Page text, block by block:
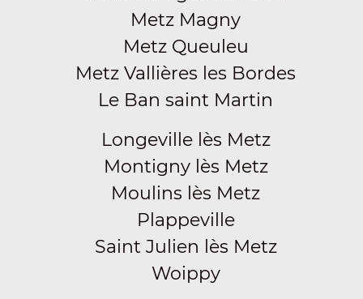
Metz Magny
Metz Queuleu
Metz Vallières les Bordes
Le Ban saint Martin
Longeville lès Metz
Montigny lès Metz
Moulins lès Metz
Plappeville
Saint Julien lès Metz
Woippy